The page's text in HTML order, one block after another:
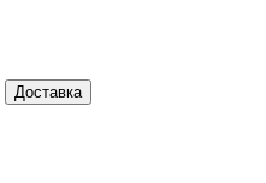
Доставка